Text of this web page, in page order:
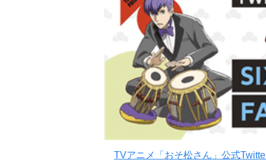
TVアニメ「おそ松さん」公式